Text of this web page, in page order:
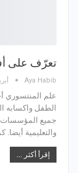
تعرّف على
Aya Habib أبريل
علم المنتسوري
الطفل واكسابه
جميع المؤسسات
والتعليمية أيضا.
إقرأ أكثر ...